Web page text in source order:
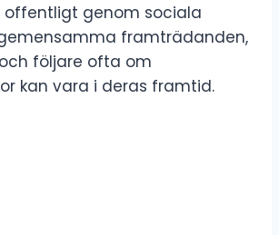
genom sociala
framträdanden,
följare ofta om
kan vara i deras framtid.